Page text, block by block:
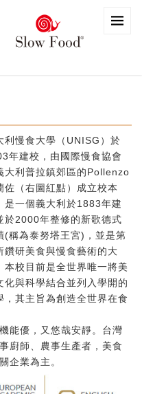
利慢食大學（UNISG）於
年建校，由國際慢食協會
大利普拉鎮郊區的Pollenzo
佐（右圖紅點）成立校本
是一個義大利於1883年建
於2000年整修的新歌德式
(稱為泰努塔王宮)，並是第
鑽研美食與慢食藝術的大
本校目前是全世界唯一將美
化與科學結合並列入學開的
，其主旨為創造全世界在食
能優，又悠哉安靜。台灣
廚師、農事生產者，美食
企業為主。